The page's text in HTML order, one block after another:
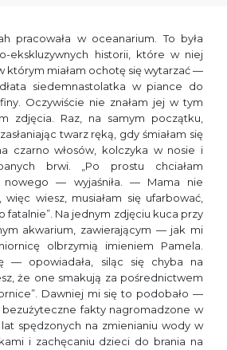
pracowała w oceanarium. To była
ekskluzywnych historii, które w niej
którym miałam ochotę się wytarzać —
siedemnastolatka w piance do
Oczywiście nie znałam jej w tym
zdjęcia. Raz, na samym początku,
twarz ręką, gdy śmiałam się
czarno włosów, kolczyka w nosie i
brwi. „Po prostu chciałam
nowego — wyjaśniła. — Mama nie
wiesz, musiałam się ufarbować,
fatalnie”. Na jednym zdjęciu kuca przy
akwarium, zawierającym — jak mi
olbrzymią imieniem Pamela.
— opowiadała, siląc się chyba na
że one smakują za pośrednictwem
Dawniej mi się to podobało —
fakty nagromadzone w
spędzonych na zmienianiu wody w
i zachęcaniu dzieci do brania na